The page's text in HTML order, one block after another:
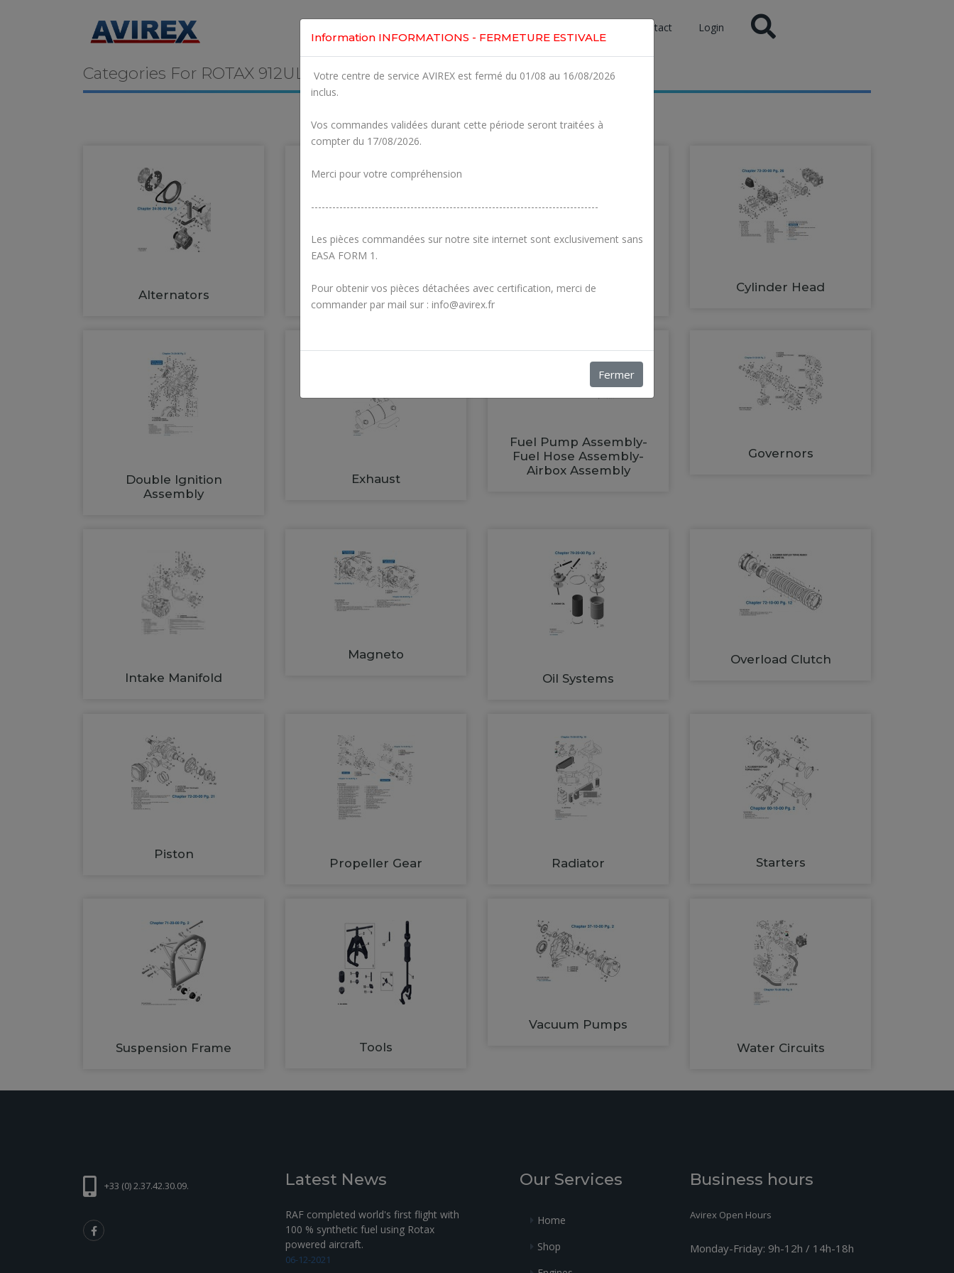
Contact Login
Categories For ROTAX 912UL
Alternators Carburetors Crankcase
Cylinder Head
Double Ignition
Assembly
Exhaust
Fuel Pump Assembly-
Fuel Hose Assembly-
Airbox Assembly
Governors
Intake Manifold
Magneto
Oil Systems
Overload Clutch
Piston
Propeller Gear Radiator Starters
Suspension Frame Tools
Vacuum Pumps
Water Circuits
+33 (0) 2.37.42.30.09. Latest News
RAF completed world's first flight with
100 % synthetic fuel using Rotax
powered aircraft.
06-12-2021
Our Services
Home
Shop
Business hours
Avirex Open Hours
Monday-Friday: 9h-12h / 14h-18h
Information INFORMATIONS - FERMETURE ESTIVALE
Votre centre de service AVIREX est fermé du 01/08 au 16/08/2026
inclus.
Vos commandes validées durant cette période seront traitées à
compter du 17/08/2026.
Merci pour votre compréhension
---------------------------------------------------------------------------------
Les pièces commandées sur notre site internet sont exclusivement sans
EASA FORM 1.
Pour obtenir vos pièces détachées avec certification, merci de
commander par mail sur : info@avirex.fr
Fermer